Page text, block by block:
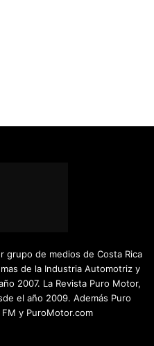
grupo de medios de Costa Rica
de la Industria Automotriz y
2007. La Revista Puro Motor,
el año 2009. Además Puro
y PuroMotor.com